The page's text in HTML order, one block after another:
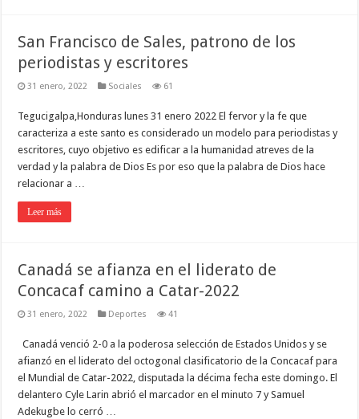
San Francisco de Sales, patrono de los
periodistas y escritores
31 enero, 2022 Sociales 61
Tegucigalpa,Honduras lunes 31 enero 2022 El fervor y la fe que
caracteriza a este santo es considerado un modelo para periodistas y
escritores, cuyo objetivo es edificar a la humanidad atreves de la
verdad y la palabra de Dios Es por eso que la palabra de Dios hace
relacionar a …
Leer más
Canadá se afianza en el liderato de
Concacaf camino a Catar-2022
31 enero, 2022 Deportes 41
Canadá venció 2-0 a la poderosa selección de Estados Unidos y se
afianzó en el liderato del octogonal clasificatorio de la Concacaf para
el Mundial de Catar-2022, disputada la décima fecha este domingo. El
delantero Cyle Larin abrió el marcador en el minuto 7 y Samuel
Adekugbe lo cerró …